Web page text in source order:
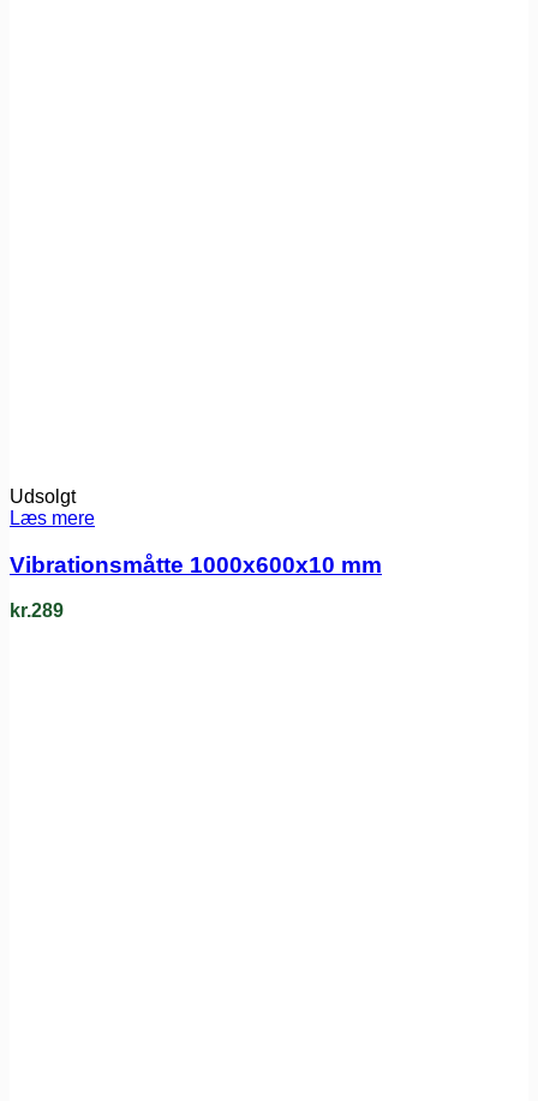
Udsolgt
Læs mere
Vibrationsmåtte 1000x600x10 mm
kr.289